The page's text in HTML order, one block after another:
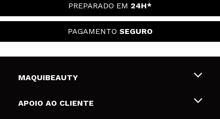
PREPARADO EM 24H*
PAGAMENTO SEGURO
MAQUIBEAUTY
Sobre nós
APOIO AO CLIENTE